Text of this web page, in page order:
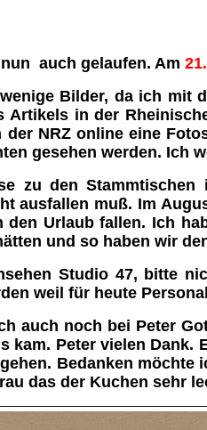
auch gelaufen. Am
Bilder, da ich mit
Artikels in der
NRZ online eine
gesehen werden. Ich
zu den
ausfallen muß. Im
den Urlaub fallen. Ich
und so haben wir
Studio 47, bitte
weil für heute
auch noch bei Peter
kam. Peter vielen
Bedanken
das der Kuchen sehr